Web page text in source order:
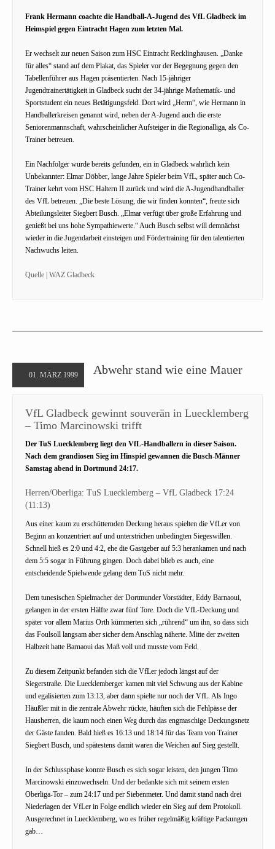
Frank Hermann coachte die Handball-A-Jugend des VfL Gladbeck im
Heimspiel gegen Eintracht Hagen zum letzten Mal.
Er wechselt zur neuen Saison zum HSC Eintracht Recklinghausen. „Danke
für alles“ stand auf dem Plakat, das Spieler vor der Begegnung gegen den
Tabellenführer aus Hagen präsentierten. Nach 15-jähriger
Jugendtrainertätigkeit in Gladbeck sucht der 34-jährige Mathematik- und
Sportstudent ein neues Betätigungsfeld. Dort wird „Herm“, wie Hermann in
Handballerkreisen genannt wird, neben der A-Jugend auch die erste
Seniorenmannschaft, wahrscheinlicher Aufsteiger in die Regionalliga, als Co-
Trainer betreuen.
Ein Nachfolger wurde bereits gefunden, ein in Gladbeck wahrlich kein
Unbekannter: Elmar Döbber, lange Jahre Spieler beim VfL, später auch Co-
Trainer kehrt vom HSC Haltern II zurück und wird die A-Jugendhandballer
des VfL betreuen. „Die beste Lösung, die wir finden konnten“, freute sich
Abteilungsleiter Siegbert Busch. „Elmar verfügt über große Erfahrung und
genießt bei uns hohe Sympathiewerte.“ Auch Busch selbst will demnächst
wieder in die Jugendarbeit einsteigen und Fördertraining für den talentierten
Nachwuchs leiten.
Quelle | WAZ Gladbeck
01. MÄRZ 1999 Abwehr stand wie eine Mauer
VfL Gladbeck gewinnt souverän in Luecklemberg
– Timo Marcinowski trifft
Der TuS Luecklemberg liegt den VfL-Handballern in dieser Saison.
Nach dem grandiosen Sieg im Hinspiel gewannen die Busch-Männer
Samstag abend in Dortmund 24:17.
Herren/Oberliga: TuS Luecklemberg – VfL Gladbeck 17:24
(11:13)
Aus einer kaum zu erschütternden Deckung heraus spielten die VfLer von
Beginn an konzentriert auf und unterstrichen unbedingten Siegeswillen.
Schnell hieß es 2:0 und 4:2, ehe die Gastgeber auf 5:3 herankamen und nach
dem 5:5 sogar in Führung gingen. Doch dabei blieb es auch, eine
entscheidende Spielwende gelang dem TuS nicht mehr.
Dem tunesischen Spielmacher der Dortmunder Vorstädter, Eddy Barnaoui,
gelangen in der ersten Hälfte zwar fünf Tore. Doch die VfL-Deckung und
später vor allem Marius Orth kümmerten sich „rührend“ um ihn, so dass sich
das Foulsoll langsam aber sicher dem Anschlag näherte. Mitte der zweiten
Halbzeit hatte Barnaoui das Maß voll und musste vom Feld.
Zu diesem Zeitpunkt befanden sich die VfLer jedoch längst auf der
Siegerstraße. Die Luecklemberger kamen mit viel Schwung aus der Kabine
und egalisierten zum 13:13, aber dann spielte nur noch der VfL. Als Ingo
Häußler mit in die zentrale Abwehr rückte, häuften sich die Fehlpässe der
Hausherren, die kaum noch einen Weg durch das engmaschige Deckungsnetz
der Gäste fanden. Bald hieß es 16:13 und 18:14 für das Team von Trainer
Siegbert Busch, und spätestens damit waren die Weichen auf Sieg gestellt.
In der Schlussphase konnte Busch es sich sogar leisten, den jungen Timo
Marcinowski einzuwechseln. Und der bedankte sich mit seinem ersten
Oberliga-Tor – zum 24:17 und per Siebenmeter. Und damit stand nach drei
Niederlagen der VfLer in Folge endlich wieder ein Sieg auf dem Protokoll.
Ausgerechnet in Luecklemberg, wo es früher regelmäßig kräftige Packungen
gab…